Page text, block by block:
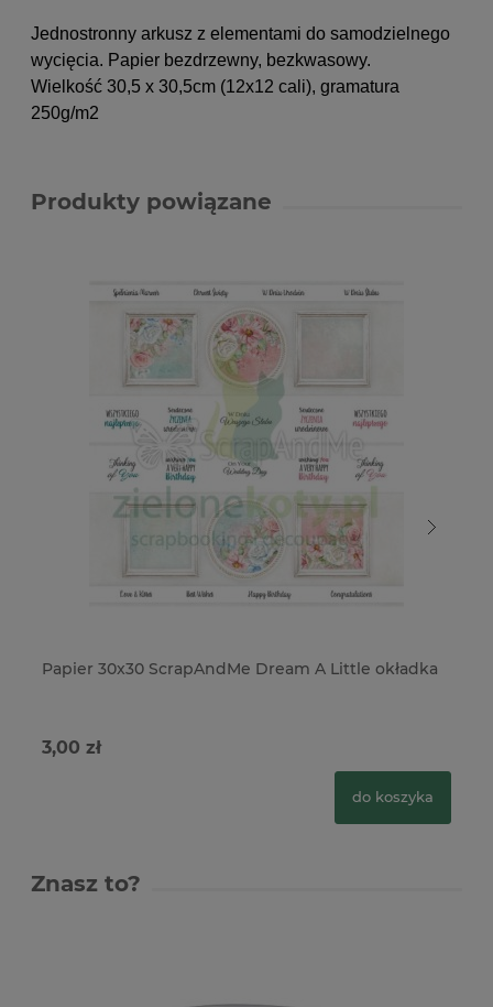
Jednostronny arkusz z elementami do samodzielnego
wycięcia. Papier bezdrzewny, bezkwasowy.
Wielkość 30,5 x 30,5cm (12x12 cali), gramatura
250g/m2
Produkty powiązane
Papier 30x30 ScrapAndMe Dream A Little okładka
3,00 zł
do koszyka
Znasz to?